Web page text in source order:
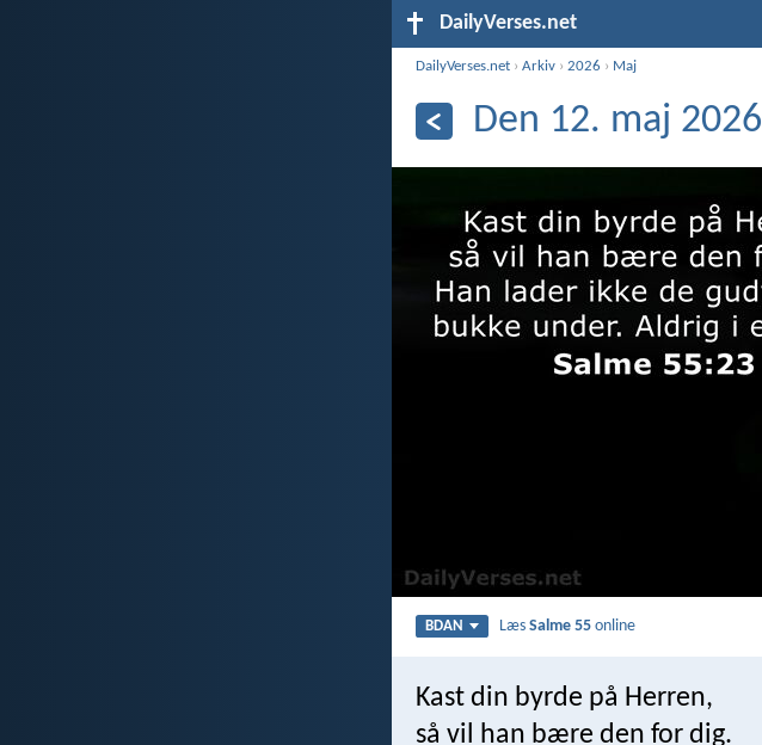
DailyVerses.net
DailyVerses.net ›Arkiv ›2026 › Maj
Den 12. maj 2026
BDAN LæsSalme 55 online
Kast din byrde på Herren,
så vil han bære den for dig.